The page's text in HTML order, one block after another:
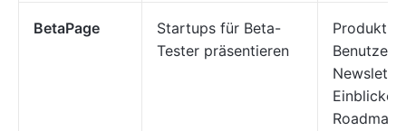
BetaPage
Startups für Beta-
Tester präsentieren
Benutzer-
Einblicke
Roadmap